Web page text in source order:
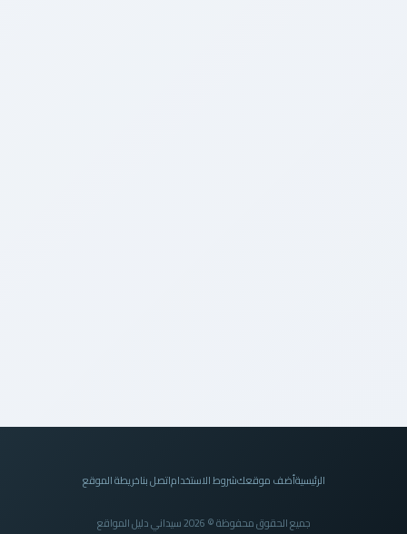
الرئيسيةأضف موقعكشروط الاستخداماتصل بناخريطة الموقع
جميع الحقوق محفوظة © 2026 سيداني دليل المواقع